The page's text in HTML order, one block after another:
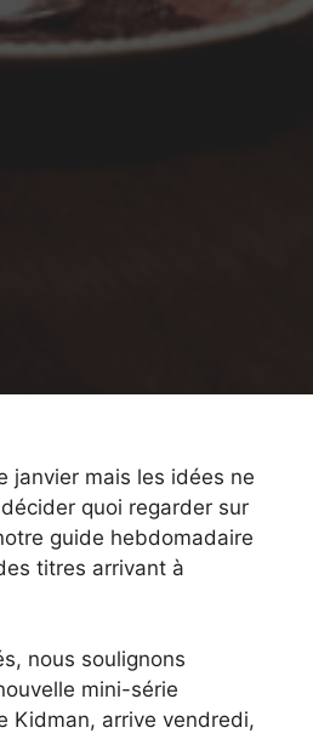
janvier mais les idées ne
quoi regarder sur
guide hebdomadaire
titres arrivant à
nous soulignons
mini-série
Kidman, arrive vendredi,